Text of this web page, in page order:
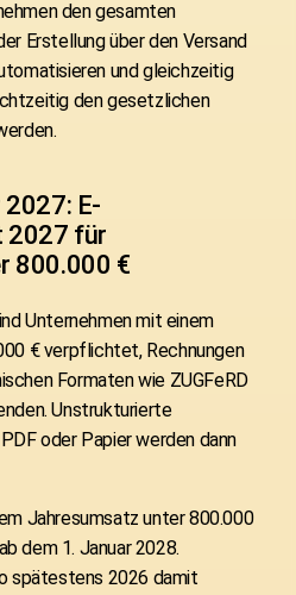
den gesamten
Erstellung über den Versand
und gleichzeitig
den gesetzlichen
E-
2027 für
800.000 €
Unternehmen mit einem
€verpflichtet, Rechnungen
Formaten wie ZUGFeRD
Unstrukturierte
oder Papier werden dann
Jahresumsatz unter 800.000
dem 1. Januar 2028.
spätestens 2026 damit